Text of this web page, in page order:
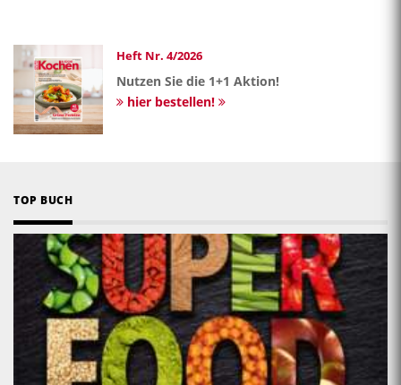
Heft Nr. 4/2026
Nutzen Sie die 1+1 Aktion!
hier bestellen!
TOP BUCH